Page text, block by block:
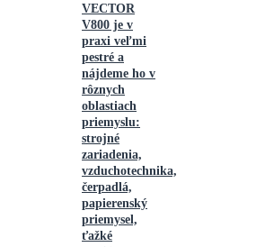
VECTOR
V800 je v
praxi veľmi
pestré a
nájdeme ho v
rôznych
oblastiach
priemyslu:
strojné
zariadenia,
vzduchotechnika,
čerpadlá,
papierenský
priemysel,
ťažké